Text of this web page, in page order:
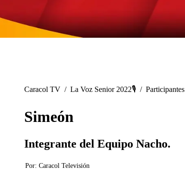
Caracol TV / La Voz Senior 2022🎙️ / Participantes
Simeón
Integrante del Equipo Nacho.
Por: Caracol Televisión